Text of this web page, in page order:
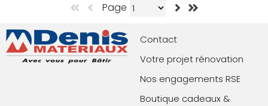
Page
Contact
Votre projet rénovation
Nos engagements RSE
Boutique cadeaux &